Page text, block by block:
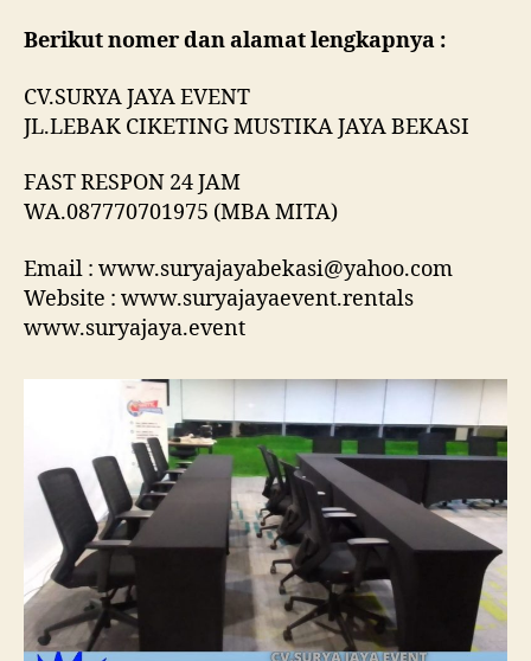
Berikut nomer dan alamat lengkapnya :
CV.SURYA JAYA EVENT
JL.LEBAK CIKETING MUSTIKA JAYA BEKASI
FAST RESPON 24 JAM
WA.087770701975 (MBA MITA)
Email : www.suryajayabekasi@yahoo.com
Website : www.suryajayaevent.rentals
www.suryajaya.event